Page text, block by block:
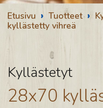
Etusivu › Tuotteet ›
kyllästetty vihreä
Kyllästetyt
28x70